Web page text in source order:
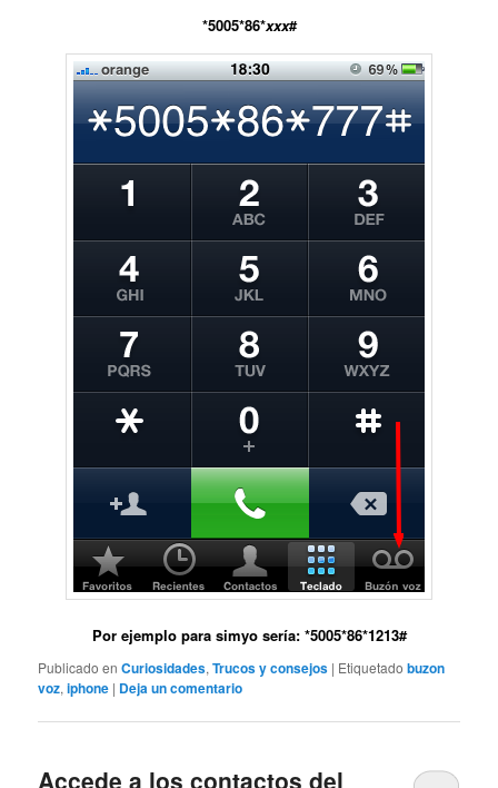
*5005*86*xxx#
Por ejemplo para simyo sería: *5005*86*1213#
Publicado en Curiosidades,Trucos y consejos | Etiquetado buzon
voz,iphone | Deja un comentario
Accede a los contactos del